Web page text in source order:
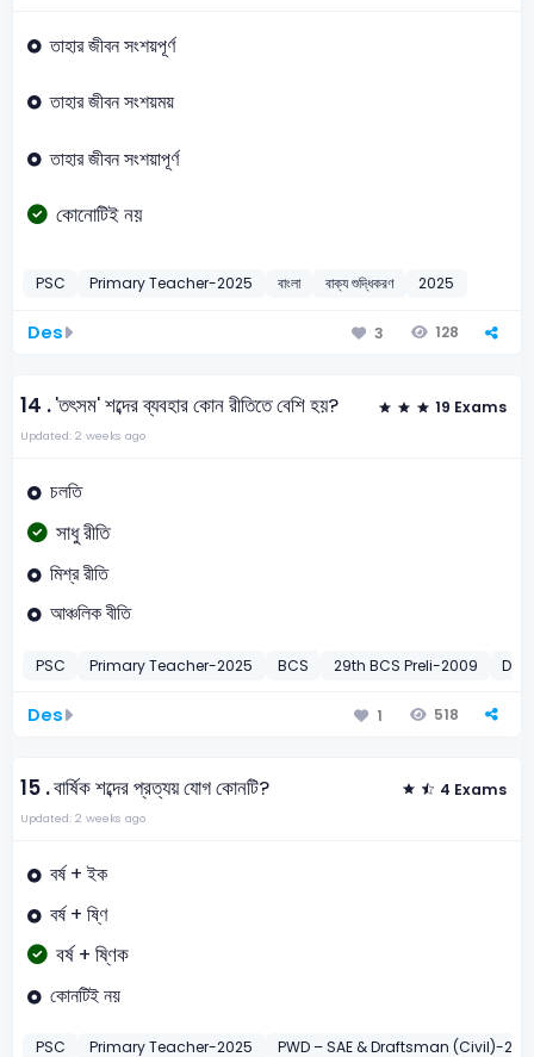
তাহার জীবন সংশয়পূর্ণ
তাহার জীবন সংশয়ময়
তাহার জীবন সংশয়াপূর্ণ
কোনোটিই নয়
PSC Primary Teacher-2025 বাংলা বাক্য শুদ্ধিকরণ 2025
Des 3 128
14 .'তৎসম' শব্দের ব্যবহার কোন রীতিতে বেশি হয়? 19 Exams
Updated: 2 weeks ago
চলতি
সাধু রীতি
মিশ্র রীতি
আঞ্চলিক বীতি
PSC Primary Teacher-2025 BCS 29th BCS Preli-2009
Des 1 518
15 .বার্ষিক শব্দের প্রত্যয় যোগ কোনটি? 4 Exams
Updated: 2 weeks ago
বর্ষ + ইক
বর্ষ + ষ্ণি
বর্ষ + ষ্ণিক
কোনটিই নয়
PSC Primary Teacher-2025 PWD – SAE & Draftsman (Civil)-